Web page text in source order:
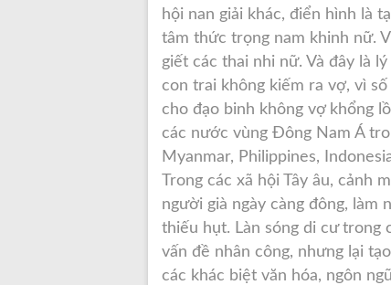
hội nan giải khác, điển hình là
tâm thức trọng nam khinh nữ.
giết các thai nhi nữ. Và đây là
con trai không kiếm ra vợ, vì
cho đạo binh không vợ khổng
các nước vùng Đông Nam Á
Myanmar, Philippines,
Trong các xã hội Tây âu, cảnh
người già ngày càng đông,
thiếu hụt. Làn sóng di cư trong
vấn đề nhân công, nhưng lại
các khác biệt văn hóa, ngôn